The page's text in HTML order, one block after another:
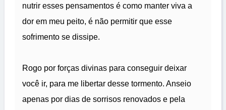
nutrir esses pensamentos é como manter viva a
dor em meu peito, é não permitir que esse
sofrimento se dissipe.
Rogo por forças divinas para conseguir deixar
você ir, para me libertar desse tormento. Anseio
apenas por dias de sorrisos renovados e pela